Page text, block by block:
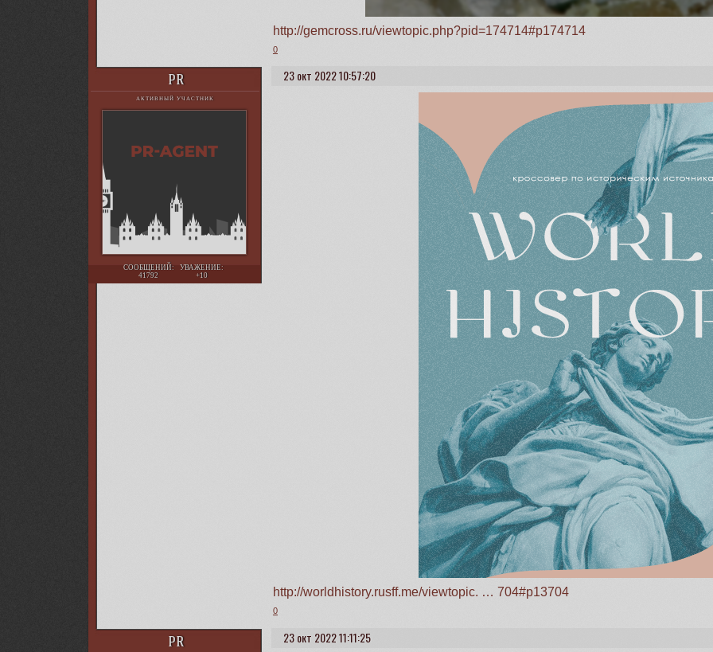
http://gemcross.ru/viewtopic.php?pid=174714#p174714
0
23 окт 2022 10:57:20
PR
АКТИВНЫЙ УЧАСТНИК
СООБЩЕНИЙ:
41792
УВАЖЕНИЕ:
+10
http://worldhistory.rusff.me/viewtopic. … 704#p13704
0
23 окт 2022 11:11:25
PR